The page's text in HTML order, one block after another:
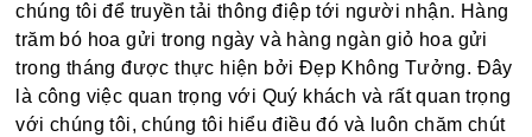
chúng tôi để truyền tải thông điệp tới người nhận. Hàng
trăm bó hoa gửi trong ngày và hàng ngàn giỏ hoa gửi
trong tháng được thực hiện bởi Đẹp Không Tưởng. Đây
là công việc quan trọng với Quý khách và rất quan trọng
với chúng tôi, chúng tôi hiểu điều đó và luôn chăm chút